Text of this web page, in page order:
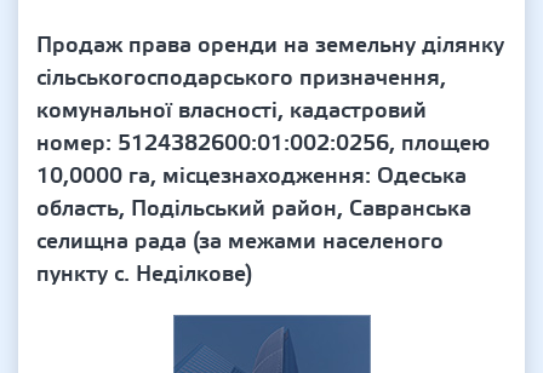
Продаж права оренди на земельну ділянку
сільськогосподарського призначення,
комунальної власності, кадастровий
номер: 5124382600:01:002:0256, площею
10,0000 га, місцезнаходження: Одеська
область, Подільський район, Савранська
селищна рада (за межами населеного
пункту с. Неділкове)